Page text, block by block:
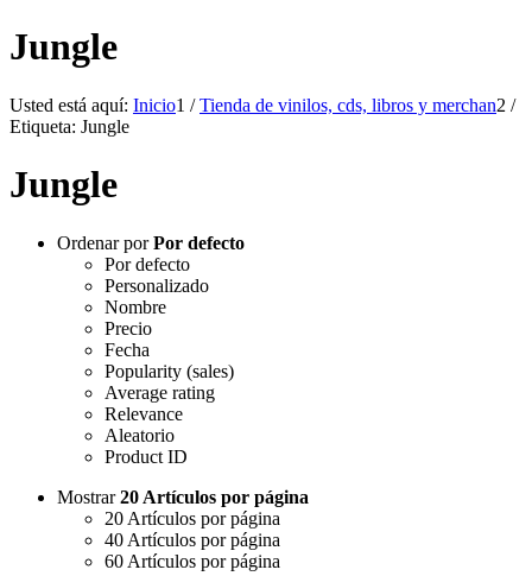
Jungle
Usted está aquí: Inicio1 / Tienda de vinilos, cds, libros y merchan2 /
Etiqueta: Jungle
Jungle
Ordenar porPor defecto
Por defecto
Personalizado
Nombre
Precio
Fecha
Popularity (sales)
Average rating
Relevance
Aleatorio
Product ID
Mostrar20 Artículos por página
20 Artículos por página
40 Artículos por página
60 Artículos por página